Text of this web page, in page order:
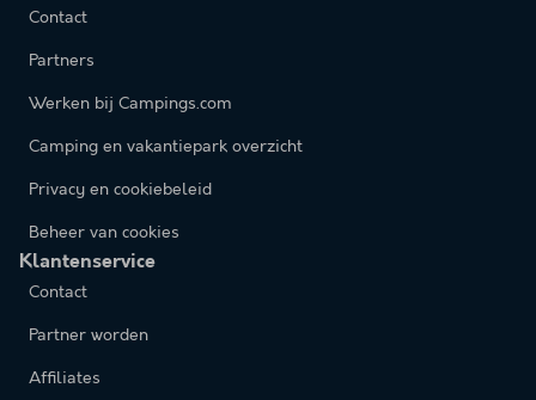
Contact
Partners
Werken bij Campings.com
Camping en vakantiepark overzicht
Privacy en cookiebeleid
Beheer van cookies
Klantenservice
Contact
Partner worden
Affiliates